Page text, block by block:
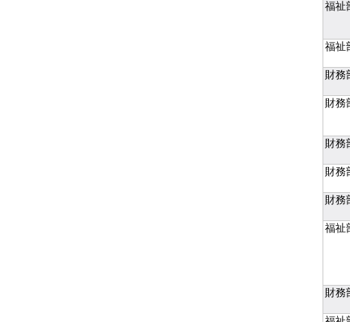
福祉
福祉
財務
財務
財務
財務
財務
福祉
財務